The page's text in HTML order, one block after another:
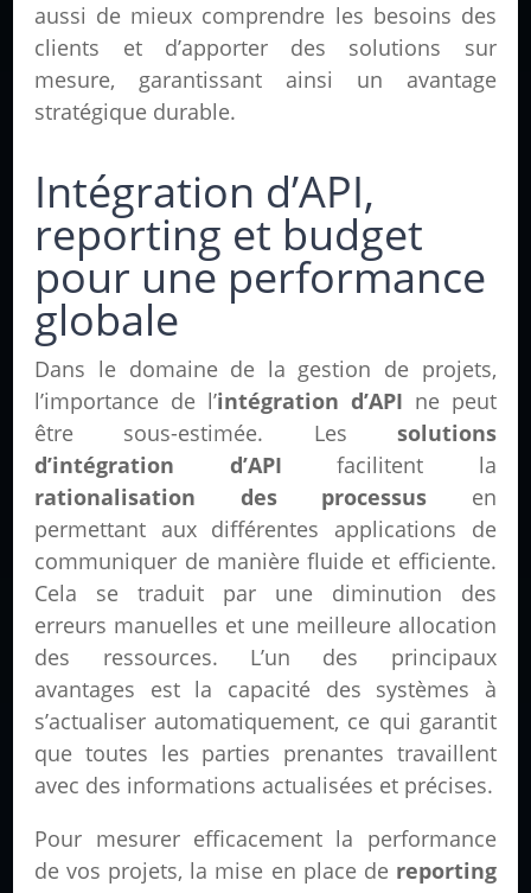
aussi de mieux comprendre les besoins des
clients et d’apporter des solutions sur
mesure, garantissant ainsi un avantage
stratégique durable.
Intégration d’API,
reporting et budget
pour une performance
globale
Dans le domaine de la gestion de projets,
l’importance de l’intégration d’API ne peut
être sous-estimée. Les solutions
d’intégration d’API facilitent la
rationalisation des processus en
permettant aux différentes applications de
communiquer de manière fluide et efficiente.
Cela se traduit par une diminution des
erreurs manuelles et une meilleure allocation
des ressources. L’un des principaux
avantages est la capacité des systèmes à
s’actualiser automatiquement, ce qui garantit
que toutes les parties prenantes travaillent
avec des informations actualisées et précises.
Pour mesurer efficacement la performance
de vos projets, la mise en place de reporting